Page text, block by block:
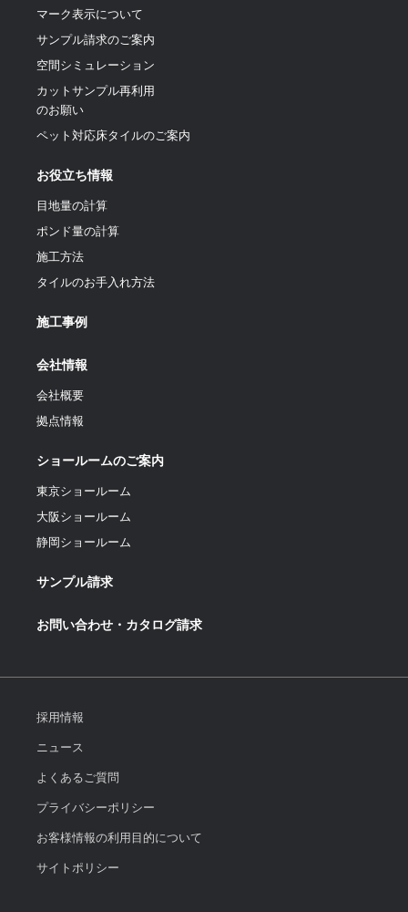
マーク表示について
サンプル請求のご案内
空間シミュレーション
カットサンプル再利用
のお願い
ペット対応床タイルのご案内
お役立ち情報
目地量の計算
ポンド量の計算
施工方法
タイルのお手入れ方法
施工事例
会社情報
会社概要
拠点情報
ショールームのご案内
東京ショールーム
大阪ショールーム
静岡ショールーム
サンプル請求
お問い合わせ・カタログ請求
採用情報
ニュース
よくあるご質問
プライバシーポリシー
お客様情報の利用目的について
サイトポリシー